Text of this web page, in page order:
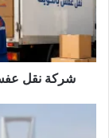
شركة نقل